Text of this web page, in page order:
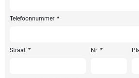
Telefoonnummer
Straat Nr